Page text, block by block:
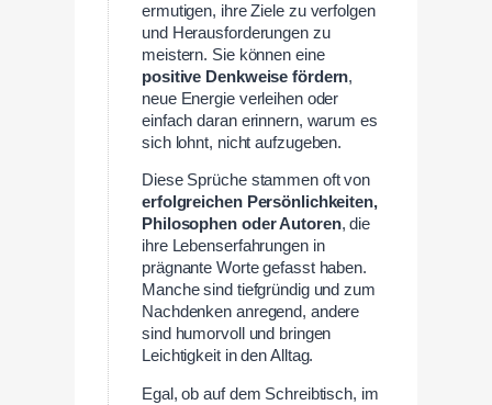
ermutigen, ihre Ziele zu verfolgen
und Herausforderungen zu
meistern. Sie können eine
positive Denkweise fördern,
neue Energie verleihen oder
einfach daran erinnern, warum es
sich lohnt, nicht aufzugeben.
Diese Sprüche stammen oft von
erfolgreichen Persönlichkeiten,
Philosophen oder Autoren, die
ihre Lebenserfahrungen in
prägnante Worte gefasst haben.
Manche sind tiefgründig und zum
Nachdenken anregend, andere
sind humorvoll und bringen
Leichtigkeit in den Alltag.
Egal, ob auf dem Schreibtisch, im